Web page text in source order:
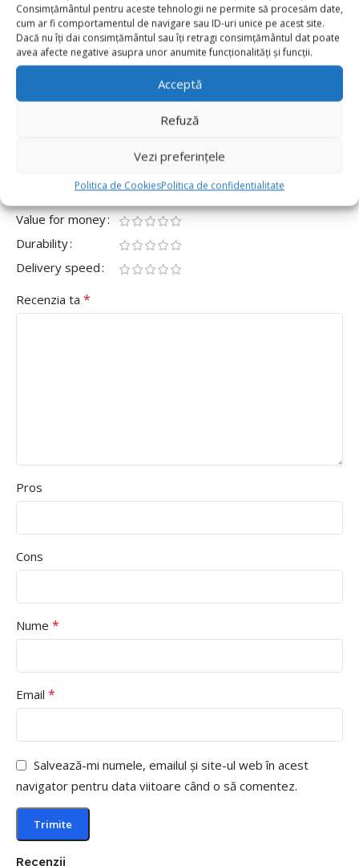
Consimțământul pentru aceste tehnologii ne permite să procesăm date,
cum ar fi comportamentul de navigare sau ID-uri unice pe acest site.
Dacă nu îți dai consimțământul sau îți retragi consimțământul dat poate
avea afecte negative asupra unor anumite funcționalități și funcții.
Acceptă
Refuză
Vezi preferințele
Politica de CookiesPolitica de confidentialitate
0
0
0
Recenzii
Fii primul care scrii o recenzie pentru „Set 5 Baloane
Evaluarea ta*
Value for money
Durability
Delivery speed
Recenzia ta *
Pros
Cons
Nume *
Email *
Salvează-mi numele, emailul și site-ul web în acest
navigator pentru data viitoare când o să comentez.